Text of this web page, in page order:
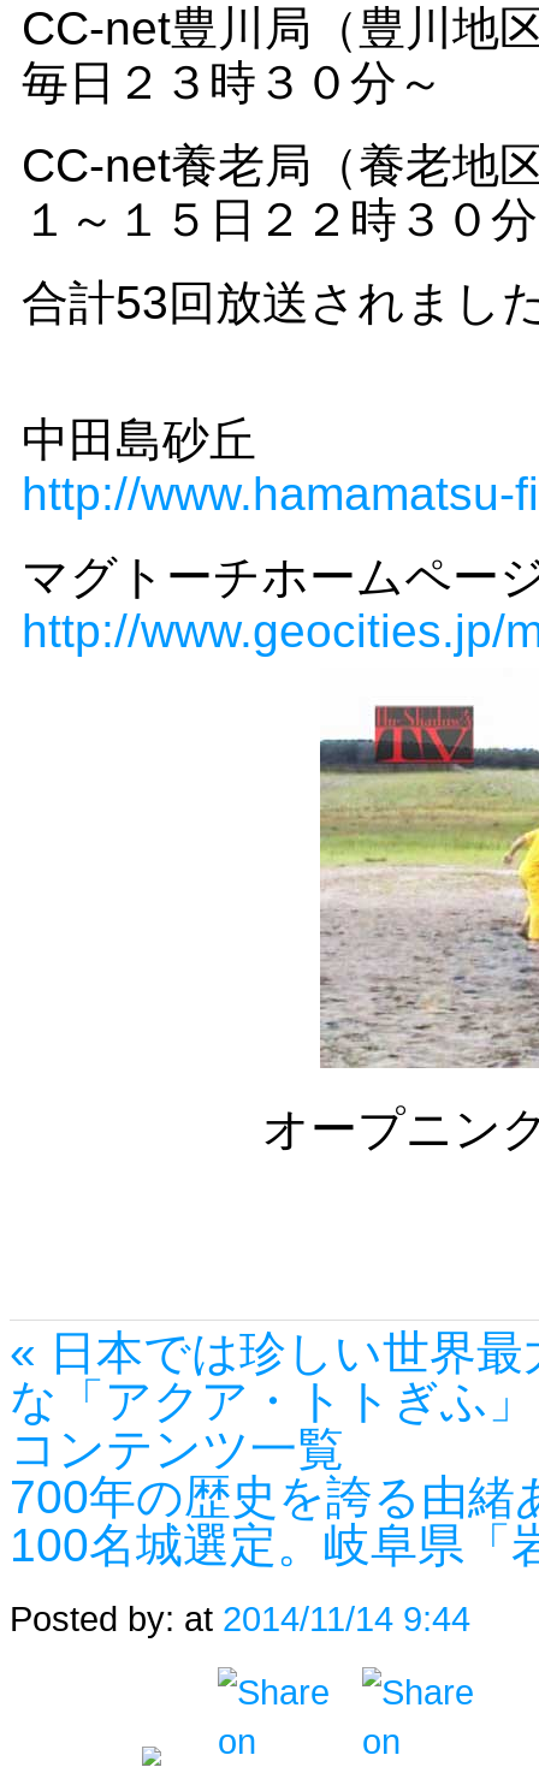
CC-net豊川局（豊川地
毎日２３時３０分～
CC-net養老局（養老地
１～１５日２２時３０
合計53回放送されまし
中田島砂丘
http://www.hamamatsu-
マグトーチホームペー
http://www.geocities.jp/
オープニン
« 日本では珍しい世界
な「アクア・トトぎふ
コンテンツ一覧
700年の歴史を誇る由緒
100名城選定。岐阜県「
Posted by: at 2014/11/14 9:44